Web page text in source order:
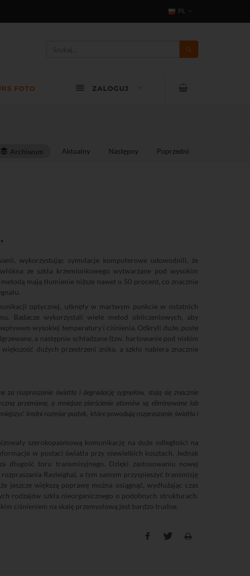
PL
FOTO ZALOGUJ
Archiwum Aktualny Następny Poprzedni
wykorzystując symulacje komputerowe udowodnili, że
ze szkła krzemionkowego wytwarzane pod wysokim
mają tłumienie niższe nawet o 50 procent, co znacznie
optycznej, utknęły w martwym punkcie w ostatnich
Badacze wykorzystali wiele metod obliczeniowych, aby
wysokiej temperatury i ciśnienia. Odkryli duże, puste
a następnie schładzane (tzw. hartowanie pod niskim
dużych przestrzeni znika, a szkło nabiera znacznie
rozpraszanie światła i degradację sygnałów, stają się znacznie
przemianę, a mniejsze pierścienie atomów są eliminowane lub
średni rozmiar pustek, które powodują rozpraszanie światła i
szerokopasmową komunikację na duże odległości na
w postaci światła przy niewielkich kosztach. Jednak
długość toru transmisyjnego. Dzięki zastosowaniu nowej
Rayleigha), a tym samym przyspieszyć transmisję
większą poprawę można osiągnąć, wydłużając czas
rodzajów szkła nieorganicznego o podobnych strukturach.
ciśnieniem na skalę przemysłową jest bardzo trudne.